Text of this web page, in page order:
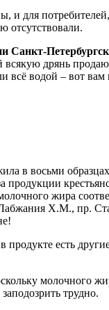
и для
отсутствовали.
Санкт-
дрянь
всё водой – вот вам
в восьми
жира
Х.М., пр.
продукте есть
молочного
трудно.